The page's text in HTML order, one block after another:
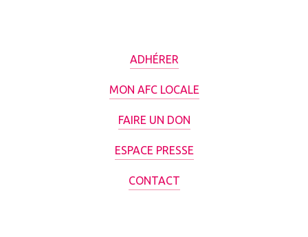
ADHÉRER
MON AFC LOCALE
FAIRE UN DON
ESPACE PRESSE
CONTACT